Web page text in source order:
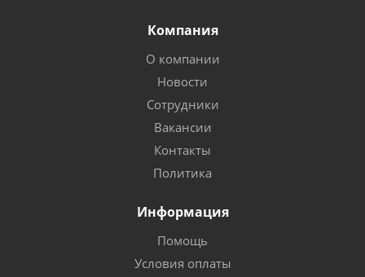
Компания
О компании
Новости
Сотрудники
Вакансии
Контакты
Политика
Информация
Помощь
Условия оплаты